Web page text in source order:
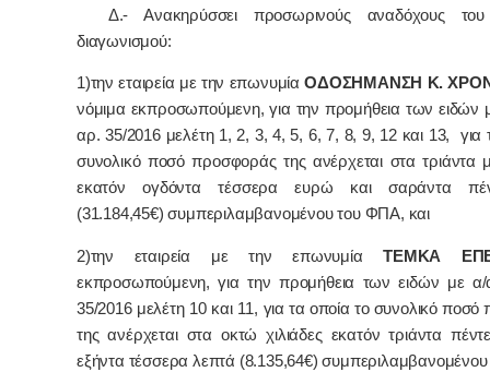
Δ.- Ανακηρύσσει προσωρινούς αναδόχους
διαγωνισμού:
1)την εταιρεία με την επωνυμίαΟΔΟΣΗΜΑΝΣΗ Κ.
νόμιμα εκπροσωπούμενη, για την προμήθεια των ειδών
αρ. 35/2016 μελέτη 1, 2, 3, 4, 5, 6, 7, 8, 9, 12 και 13, για
συνολικό ποσό προσφοράς της ανέρχεται στα τριάντα
εκατόν ογδόντα τέσσερα ευρώ και σαράντα
(31.184,45€) συμπεριλαμβανομένου του ΦΠΑ, και
2)την εταιρεία με την επωνυμίαΤΕΜΚΑ
εκπροσωπούμενη, για την προμήθεια των ειδών με
35/2016 μελέτη 10 και 11, για τα οποία το συνολικό
της ανέρχεται στα οκτώ χιλιάδες εκατόν τριάντα
εξήντα τέσσερα λεπτά (8.135,64€)